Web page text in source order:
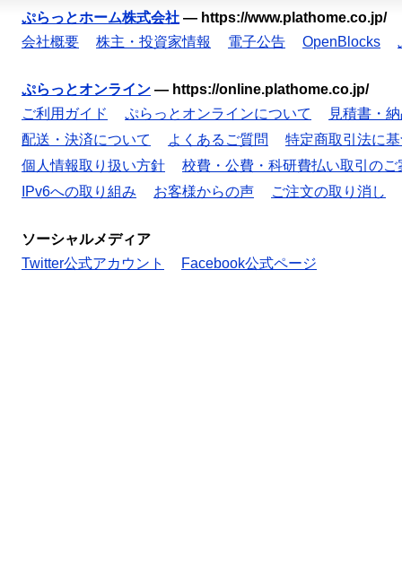
ぷらっとホーム株式会社 — https://www.plathome.co.jp/
会社概要
株主・投資家情報 電子公告 OpenBlocks
ぷらっとオンライン — https://online.plathome.co.jp/
ご利用ガイド
ぷらっとオンラインについて
見積書・
配送・決済について
よくあるご質問
特定商取引法に
個人情報取り扱い方針
校費・公費・科研費払い取引のご
IPv6への取り組み
お客様からの声 ご注文の取り消し
ソーシャルメディア
Twitter公式アカウント
Facebook公式ページ